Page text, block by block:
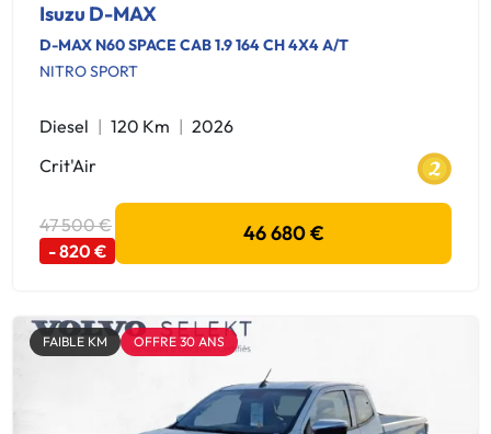
Isuzu D-MAX
D-MAX N60 SPACE CAB 1.9 164 CH 4X4 A/T
NITRO SPORT
Diesel 120 Km
2026
Crit'Air
47 500 €
- 820 €
46 680 €
FAIBLE KM OFFRE 30 ANS